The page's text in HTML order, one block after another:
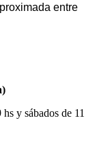
entre
y sábados de 11